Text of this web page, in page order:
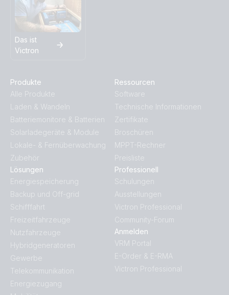
Das ist
Victron
Produkte
Alle Produkte
Laden & Wandeln
Batteriemonitore & Batterien
Solarladegeräte & Module
Lokale- & Fernüberwachung
Zubehör
Lösungen
Energiespeicherung
Backup und Off-grid
Schifffahrt
Freizeitfahrzeuge
Nutzfahrzeuge
Hybridgeneratoren
Gewerbe
Telekommunikation
Energiezugang
Ressourcen
Software
Technische Informationen
Zertifikate
Broschüren
MPPT-Rechner
Preisliste
Professionell
Schulungen
Ausstellungen
Victron Professional
Community-Forum
Anmelden
VRM Portal
E-Order & E-RMA
Victron Professional